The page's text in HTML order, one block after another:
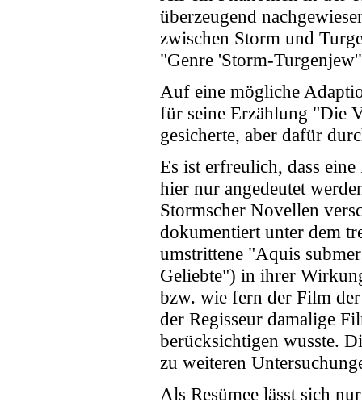
überzeugend
zwischen Storm und
"Genre 'Storm-
Auf eine mögliche
für seine Erzählung "Die
gesicherte, aber dafür
Es ist erfreulich, dass
hier nur angedeutet
Stormscher Novellen
dokumentiert unter dem
umstrittene "Aquis
Geliebte") in ihrer
bzw. wie fern der Film
der Regisseur damalige
berücksichtigen wusste.
zu weiteren
Als Resümee lässt sich